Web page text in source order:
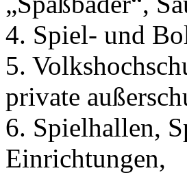
4. Spiel- und
5.
private
6. Spielhallen,
Einrichtungen,